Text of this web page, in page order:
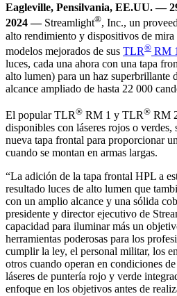
Eagleville, Pensilvania, EE.UU. —
2024—Streamlight®, Inc., un
alto rendimiento y dispositivos de mira
modelos mejorados de sus TLR® RM 1
luces, cada una ahora con una tapa
alto lumen) para un haz superbrillante
alcance ampliado de hasta 22 000
El popular TLR® RM 1 y TLR® RM
disponibles con láseres rojos o verdes,
nueva tapa frontal para proporcionar
cuando se montan en armas largas.
“La adición de la tapa frontal HPL a
resultado luces de alto lumen que
con un amplio alcance y una sólida
presidente y director ejecutivo de
capacidad para iluminar más un
herramientas poderosas para los
cumplir la ley, el personal militar, los
otros cuando operan en condiciones
láseres de puntería rojo y verde
enfoque en los objetivos antes de